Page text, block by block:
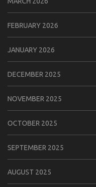
FEBRUARY 2026
JANUARY 2026
DECEMBER 2025
NOVEMBER 2025
OCTOBER 2025
SEPTEMBER 2025
AUGUST 2025